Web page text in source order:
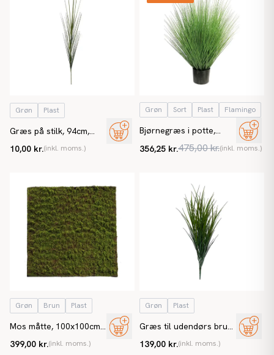
Grøn Plast
Græs på stilk, 94cm,
10,00 kr.(inkl. moms.)
Grøn Sort Plast Flamingo
Bjørnegræs i potte,
356,25 kr.475,00 kr.(inkl. moms.)
Grøn Brun Plast
Mos måtte, 100x100cm,
399,00 kr.(inkl. moms.)
Grøn Plast
Græs til udendørs brug,
139,00 kr.(inkl. moms.)